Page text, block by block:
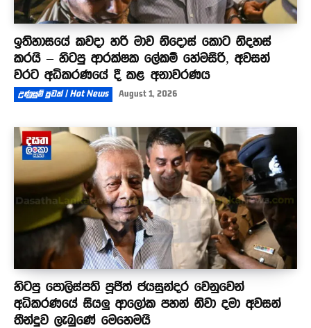
ඉතිහාසයේ කවදා හරි මාව නිදොස් කොට නිදහස්
කරයි – හිටපු ආරක්ෂක ලේකම් හේමසිරි, අවසන්
වරට අධිකරණයේ දී කළ අනාවරණය
උණුසුම් පුවත් | Hot News August 1, 2026
හිටපු පොලිස්පති පූජිත් ජයසුන්දර වෙනුවෙන්
අධිකරණයේ සියලු ආලෝක පහන් නිවා දමා අවසන්
තීන්දුව ලැබුණේ මෙහෙමයි